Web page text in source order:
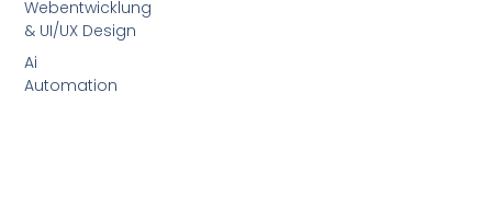
Webentwicklung
& UI/UX Design
Ai
Automation